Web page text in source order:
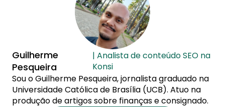
Guilherme
Pesqueira
| Analista de conteúdo SEO na
Konsi
Sou o Guilherme Pesqueira, jornalista graduado na
Universidade Católica de Brasília (UCB). Atuo na
produção de artigos sobre finanças e consignado.